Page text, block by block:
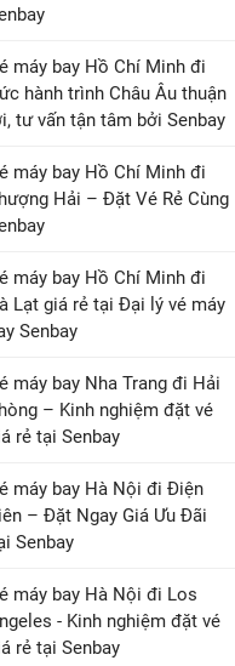
máy bay Hồ Chí Minh đi
hành trình Châu Âu thuận
tư vấn tận tâm bởi Senbay
máy bay Hồ Chí Minh đi
Hải – Đặt Vé Rẻ Cùng
máy bay Hồ Chí Minh đi
Lạt giá rẻ tại Đại lý vé máy
Senbay
máy bay Nha Trang đi Hải
– Kinh nghiệm đặt vé
rẻ tại Senbay
máy bay Hà Nội đi Điện
– Đặt Ngay Giá Ưu Đãi
Senbay
máy bay Hà Nội đi Los
- Kinh nghiệm đặt vé
rẻ tại Senbay